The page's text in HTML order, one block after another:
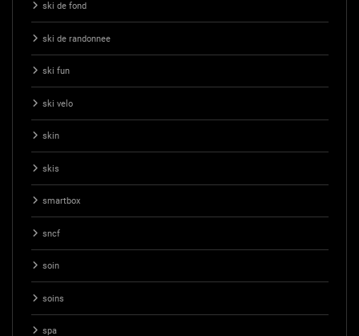
ski de fond
ski de randonnee
ski fun
ski velo
skin
skis
smartbox
sncf
soin
soins
spa